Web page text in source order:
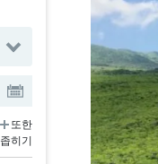
또한
좁히기